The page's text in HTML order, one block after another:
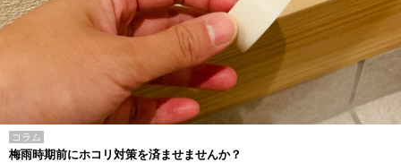
コラム
梅雨時期前にホコリ対策を済ませませんか？